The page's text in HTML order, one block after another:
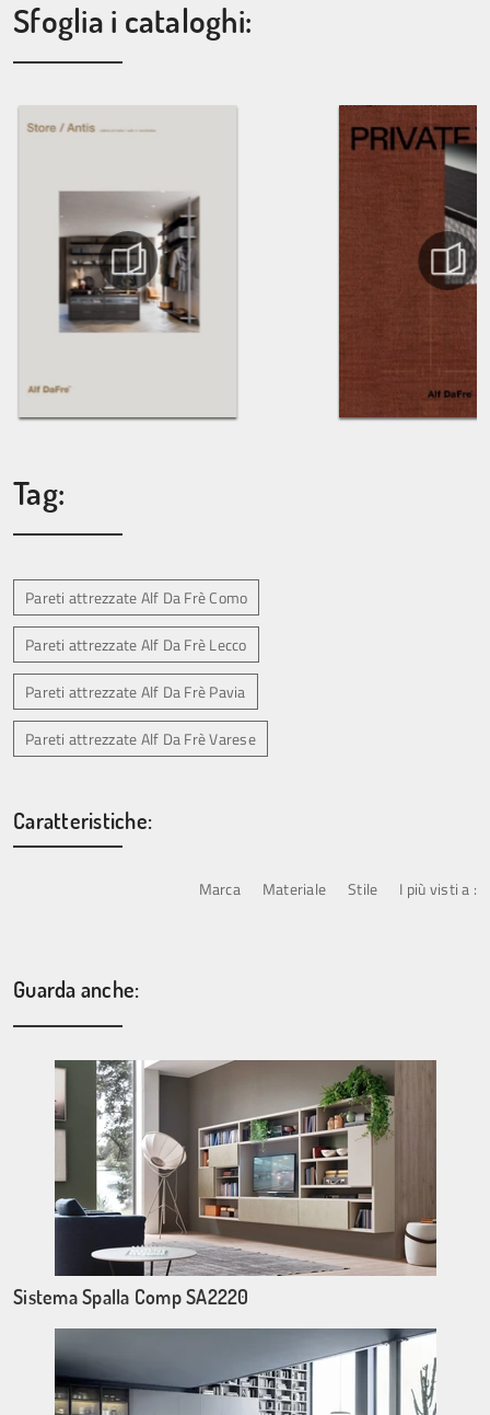
Sfoglia i cataloghi:
Tag:
Pareti attrezzate Alf Da Frè Como
Pareti attrezzate Alf Da Frè Lecco
Pareti attrezzate Alf Da Frè Pavia
Pareti attrezzate Alf Da Frè Varese
Caratteristiche:
Marca Materiale Stile I più visti a :
Guarda anche:
Sistema Spalla Comp SA2220